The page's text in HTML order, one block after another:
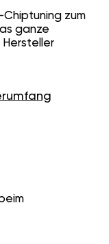
Chiptuning zum
ganze
Hersteller